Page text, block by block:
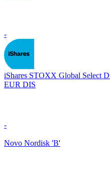
-
iShares STOXX Global Select
EUR DIS
-
Novo Nordisk 'B'